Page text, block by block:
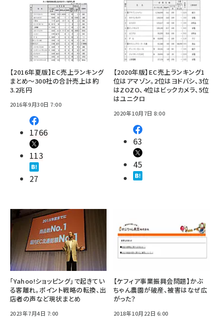
【2016年夏版】EC売上ランキング
まとめ～300社の合計売上は約
3.2兆円
2016年9月30日 7:00
1766
113
27
【2020年版】EC売上ランキング1
位はアマゾン。2位はヨドバシ、3位
はZOZO、4位はビックカメラ、5位
はユニクロ
2020年10月7日 8:00
63
45
「Yahoo!ショッピング」で起きてい
る客離れ。ポイント戦略の転換、出
店者の声など現状まとめ
2023年7月4日 7:00
【ケフィア事業振興会問題】かぶ
ちゃん農園が破産、被害はなぜ広
がった？
2018年10月22日 6:00